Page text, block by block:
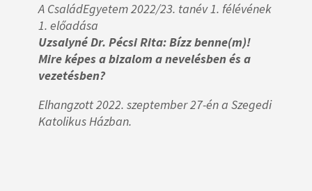
A CsaládEgyetem 2022/23. tanév 1. félévének
1. előadása
Uzsalyné Dr. Pécsi Rita: Bízz benne(m)!
Mire képes a bizalom a nevelésben és a
vezetésben?
Elhangzott 2022. szeptember 27-én a Szegedi
Katolikus Házban.